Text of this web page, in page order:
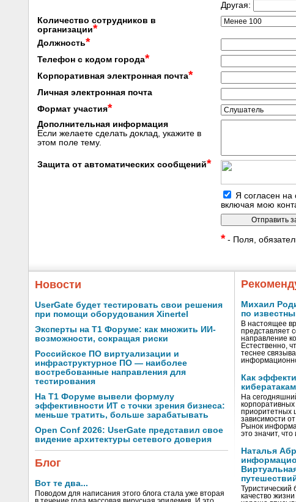
Другая:
Количество сотрудников в
организации*
Должность*
Телефон с кодом города*
Корпоративная электронная почта*
Личная электронная почта
Формат участия*
Дополнительная информация
Если желаете сделать доклад, укажите в
этом поле тему.
Защита от автоматических сообщений*
Я согласен на
включая мою
*- Поля,
Новости
UserGate будет тестировать свои решения
при помощи оборудования Xinertel
Эксперты на Т1 Форуме: как множить ИИ-
возможности, сокращая риски
Российское ПО виртуализации и
инфраструктурное ПО — наиболее
востребованные направления для
тестирования
На Т1 Форуме вывели формулу
эффективности ИТ с точки зрения бизнеса:
меньше тратить, больше зарабатывать
Open Conf 2026: UserGate представил свое
видение архитектуры сетевого доверия
Блог
Вот те два...
Поводом для написания этого блога стала уже вторая
Михаил
по
В настоящее
представляет
направление
Естественно,
теснее
Как
кибератакам
На
приоритетных
зависимости
Рынок
это значит, что
Наталья
Туристический
качество